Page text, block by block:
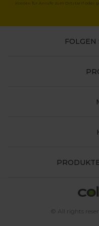
Kosten für Anrufe zum Ortstarif oder
FOLGEN
© All rights